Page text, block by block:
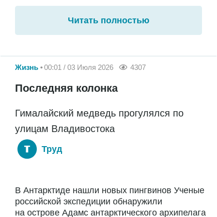
Читать полностью
Жизнь 00:01 / 03 Июля 2026 4307
Последняя колонка
Гималайский медведь прогулялся по
улицам Владивостока
Труд
В Антарктиде нашли новых пингвинов Ученые
российской экспедиции обнаружили
на острове Адамс антарктического архипелага